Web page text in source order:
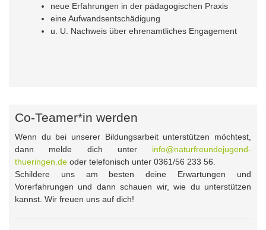
neue Erfahrungen in der pädagogischen Praxis
eine Aufwandsentschädigung
u. U. Nachweis über ehrenamtliches Engagement
Co-Teamer*in werden
Wenn du bei unserer Bildungsarbeit unterstützen möchtest,
dann melde dich unter info@naturfreundejugend-
thueringen.de oder telefonisch unter 0361/56 233 56.
Schildere uns am besten deine Erwartungen und
Vorerfahrungen und dann schauen wir, wie du unterstützen
kannst. Wir freuen uns auf dich!